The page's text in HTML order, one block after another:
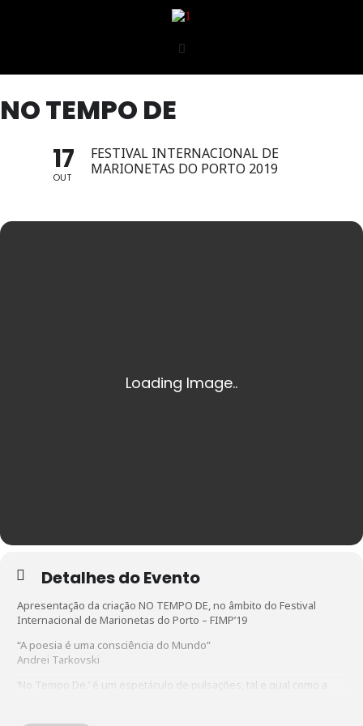
NO TEMPO DE
17
OUT
FESTIVAL INTERNACIONAL DE
MARIONETAS DO PORTO 2019
Detalhes do Evento
Apresentação da criação NO TEMPO DE, no âmbito do Festival
Internacional de Marionetas do Porto – FIMP’19
“A poesia é uma consciência do Mundo”
Andrei Tarkovski
‘No Tempo De.’ é um espetáculo de pulsações, tal e qual como a